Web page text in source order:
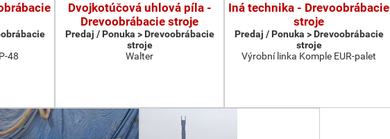
48
Dvojkotúčová uhlová píla -
Drevoobrábacie stroje
Predaj / Ponuka > Drevoobrábacie
stroje
Walter
Iná technika - Drevoobrábacie
stroje
Predaj / Ponuka > Drevoobrábacie
stroje
Výrobní linka Komple EUR-palet